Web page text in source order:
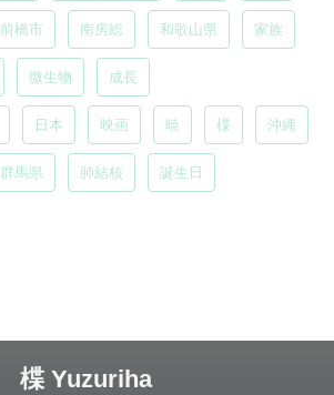
前橋市 南房総 和歌山県 家族
微生物 成長
日本 映画 暁 楪 沖縄
群馬県 肺結核 誕生日
楪 Yuzuriha